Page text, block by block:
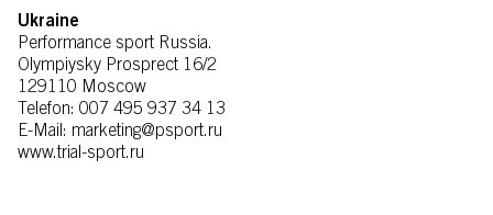
Ukraine
Performance sport Russia.
Olympiysky Prosprect 16/2
129110 Moscow
Telefon: 007 495 937 34 13
E-Mail: marketing@psport.ru
www.trial-sport.ru